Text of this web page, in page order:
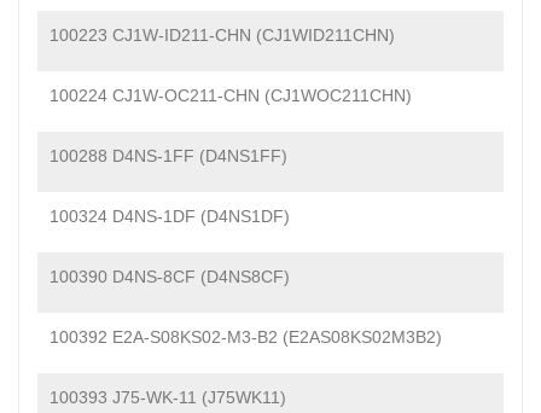
100223 CJ1W-ID211-CHN (CJ1WID211CHN)
100224 CJ1W-OC211-CHN (CJ1WOC211CHN)
100288 D4NS-1FF (D4NS1FF)
100324 D4NS-1DF (D4NS1DF)
100390 D4NS-8CF (D4NS8CF)
100392 E2A-S08KS02-M3-B2 (E2AS08KS02M3B2)
100393 J75-WK-11 (J75WK11)